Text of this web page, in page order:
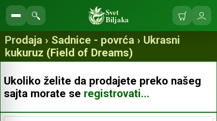
Pretraga
prodavnice
Svet
Biljaka Korpa
se
Prodaja › Sadnice - povrća › Ukrasni
kukuruz (Field of Dreams)
Ukoliko želite da prodajete preko našeg
sajta morate se registrovati...